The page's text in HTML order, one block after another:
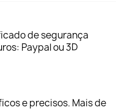
de segurança
Paypal ou 3D
e precisos. Mais de